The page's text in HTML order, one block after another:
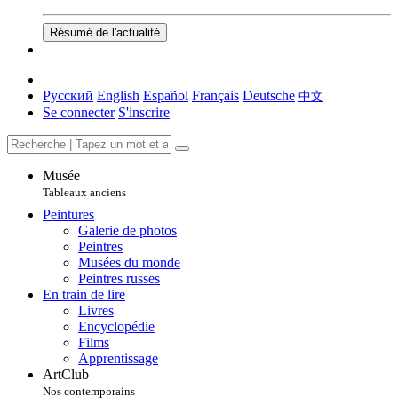
Résumé de l'actualité
Русский English Español Français Deutsche 中文
Se connecter S'inscrire
Musée
Tableaux anciens
Peintures
Galerie de photos
Peintres
Musées du monde
Peintres russes
En train de lire
Livres
Encyclopédie
Films
Apprentissage
ArtClub
Nos contemporains